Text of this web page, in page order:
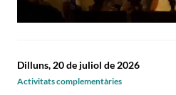
Dilluns, 20 de juliol de 2026
Activitats complementàries